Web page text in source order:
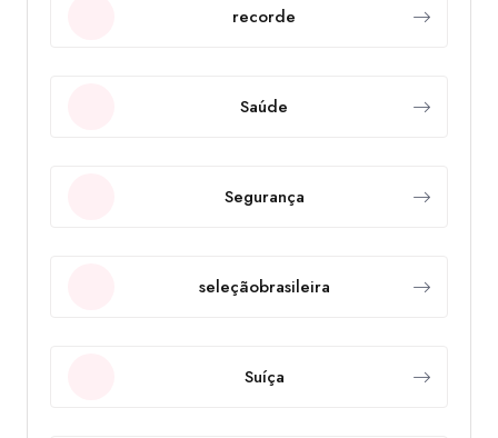
recorde
Saúde
Segurança
seleçãobrasileira
Suíça